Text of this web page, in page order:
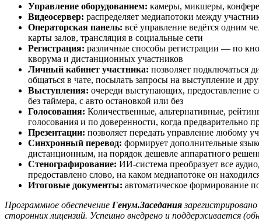
Управление оборудованием: камеры, микшеры,
Видеосервер: распределяет медиапотоки между
Операторская панель: всё управление ведётся одним
карты залов, трансляция в социальные сети
Регистрация: различные способы регистрации — по
кворума и дистанционных участников
Личный кабинет участника: позволяет подключаться
общаться в чате, посылать запросы на выступление и
Выступления: очереди выступающих, предоставление
без таймера, с авто остановкой или без
Голосования: Количественные, альтернативные,
голосования и по доверенности, когда предварительно
Презентации: позволяет передать управление любому
Синхронный перевод: формирует дополнительные
дистанционным, на порядок дешевле аппаратного
Стенографирование: ИИ-система преобразует все
предоставлено слово, на каком медиапотоке он
Итоговые документы: автоматическое формирование
Программное обеспечение Генум.Заседания
сторонних лицензий. Успешно внедрено и поддерживается